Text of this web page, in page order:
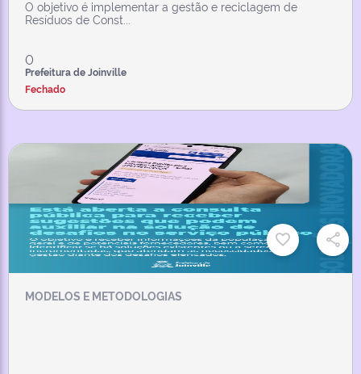
O objetivo é implementar a gestão e reciclagem de
Resíduos de Const...
0
Prefeitura de Joinville
Fechado
MODELOS E METODOLOGIAS